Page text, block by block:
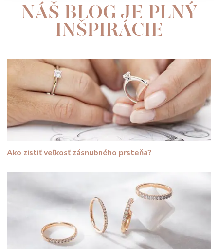
NÁŠ BLOG JE PLNÝ
INŠPIRÁCIE
Ako zistiť veľkosť zásnubného prsteňa?